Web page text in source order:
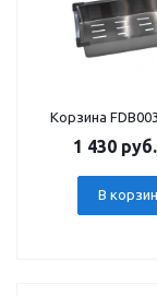
Корзина
1 430руб.
В